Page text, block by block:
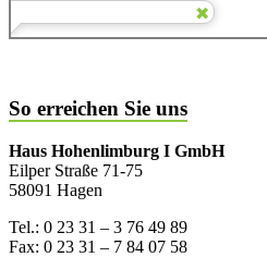
So erreichen Sie uns
Haus Hohenlimburg I GmbH
Eilper Straße 71-75
58091 Hagen
Tel.: 0 23 31 – 3 76 49 89
Fax: 0 23 31 – 7 84 07 58